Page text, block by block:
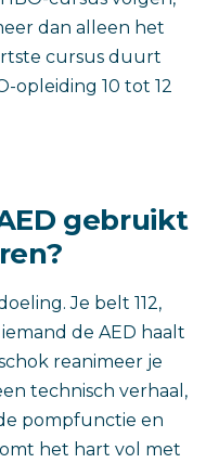
dan alleen het
cursus duurt
opleiding 10 tot 12
gebruikt
Je belt 112,
de AED haalt
reanimeer je
technisch verhaal,
pompfunctie en
het hart vol met